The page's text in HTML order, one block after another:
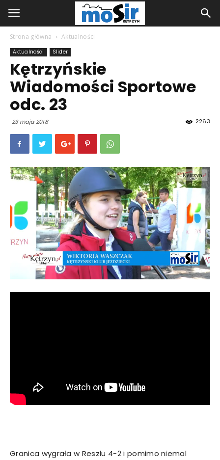
Strona główna Aktualności
Aktualności Slider
Kętrzyńskie
Wiadomości Sportowe
odc. 23
23 maja 2018 2263
Granica wygrała w Reszlu 4-2 i pomimo niemal